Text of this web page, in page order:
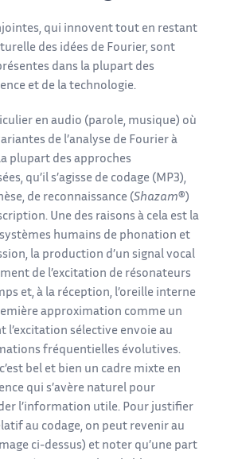
qui innovent tout en restant
des idées de Fourier, sont
dans la plupart des
et de la technologie.
en audio (parole, musique) où
de l’analyse de Fourier à
plupart des approches
qu’il s’agisse de codage (MP3),
de reconnaissance (Shazam®)
Une des raisons à cela est la
humains de phonation et
la production d’un signal vocal
de l’excitation de résonateurs
et, à la réception, l’oreille interne
approximation comme un
l’excitation sélective envoie au
fréquentielles évolutives.
bel et bien un cadre mixte en
qui s’avère naturel pour
l’information utile. Pour justifier
au codage, on peut revenir au
ci-dessus) et noter qu’une part